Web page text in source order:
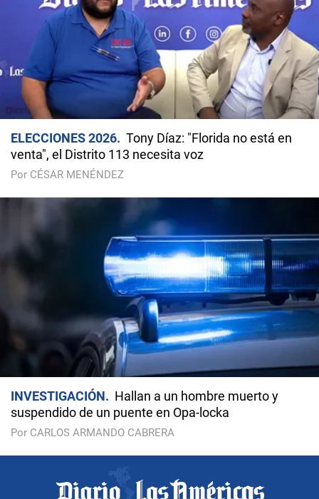
ELECCIONES 2026
Tony Díaz: "Florida no está en
venta", el Distrito 113 necesita voz
Por CÉSAR MENÉNDEZ
INVESTIGACIÓN
Hallan a un hombre muerto y
suspendido de un puente en Opa-locka
Por CARLOS ARMANDO CABRERA